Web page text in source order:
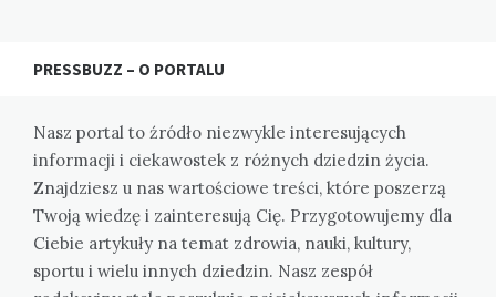
PRESSBUZZ – O PORTALU
Nasz portal to źródło niezwykle interesujących
informacji i ciekawostek z różnych dziedzin życia.
Znajdziesz u nas wartościowe treści, które poszerzą
Twoją wiedzę i zainteresują Cię. Przygotowujemy dla
Ciebie artykuły na temat zdrowia, nauki, kultury,
sportu i wielu innych dziedzin. Nasz zespół